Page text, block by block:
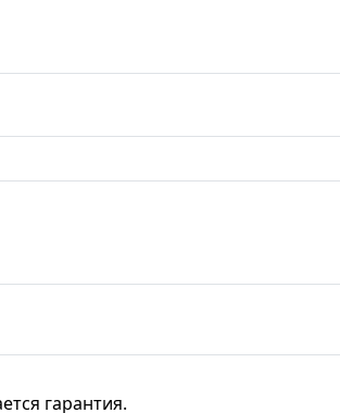
гарантия.